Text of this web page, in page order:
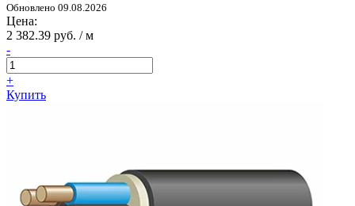
Обновлено 09.08.2026
Цена:
2 382.39 руб. / м
-
+
Купить